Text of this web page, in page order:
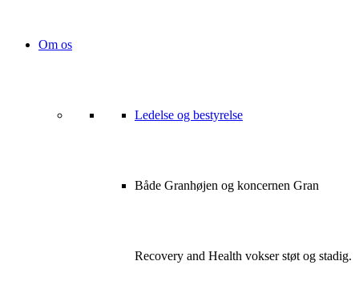
Om os
Ledelse og bestyrelse
Både Granhøjen og koncernen Gran
Recovery and Health vokser støt og stadig.